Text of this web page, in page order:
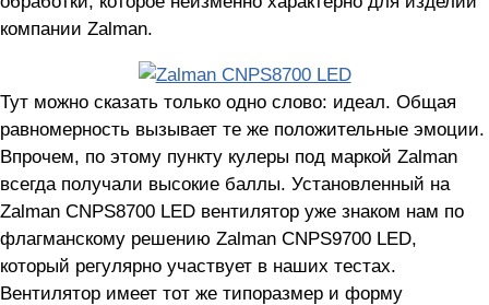
компании Zalman.
Тут можно сказать только одно слово: идеал. Общая
равномерность вызывает те же положительные эмоции.
Впрочем, по этому пункту кулеры под маркой Zalman
всегда получали высокие баллы. Установленный на
Zalman CNPS8700 LED вентилятор уже знаком нам по
флагманскому решению Zalman CNPS9700 LED,
который регулярно участвует в наших тестах.
Вентилятор имеет тот же типоразмер и форму